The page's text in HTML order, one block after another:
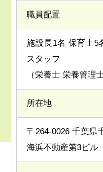
職員配置
施設長1名 保育士5
スタッフ
（栄養士 栄養管理
所在地
〒264-0026 千葉県
海浜不動産第3ビル